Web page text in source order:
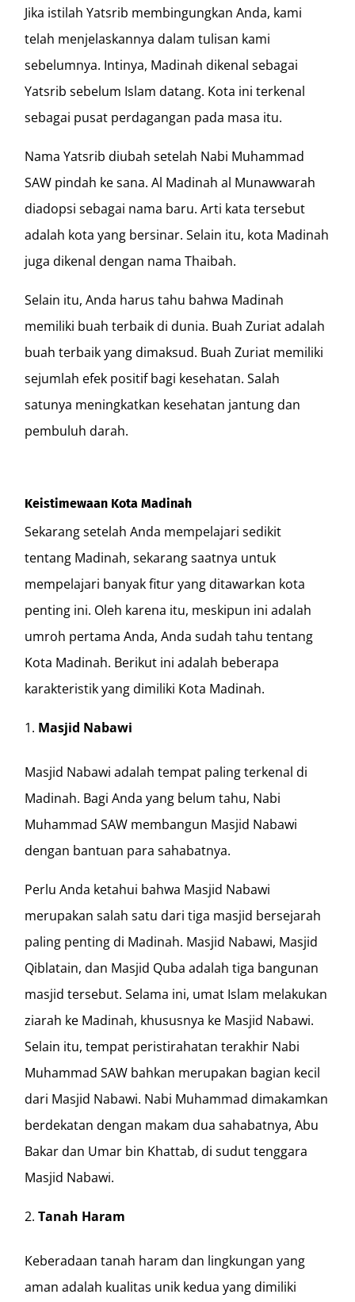
Jika istilah Yatsrib membingungkan Anda, kami
telah menjelaskannya dalam tulisan kami
sebelumnya. Intinya, Madinah dikenal sebagai
Yatsrib sebelum Islam datang. Kota ini terkenal
sebagai pusat perdagangan pada masa itu.
Nama Yatsrib diubah setelah Nabi Muhammad
SAW pindah ke sana. Al Madinah al Munawwarah
diadopsi sebagai nama baru. Arti kata tersebut
adalah kota yang bersinar. Selain itu, kota Madinah
juga dikenal dengan nama Thaibah.
Selain itu, Anda harus tahu bahwa Madinah
memiliki buah terbaik di dunia. Buah Zuriat adalah
buah terbaik yang dimaksud. Buah Zuriat memiliki
sejumlah efek positif bagi kesehatan. Salah
satunya meningkatkan kesehatan jantung dan
pembuluh darah.
Keistimewaan Kota Madinah
Sekarang setelah Anda mempelajari sedikit
tentang Madinah, sekarang saatnya untuk
mempelajari banyak fitur yang ditawarkan kota
penting ini. Oleh karena itu, meskipun ini adalah
umroh pertama Anda, Anda sudah tahu tentang
Kota Madinah. Berikut ini adalah beberapa
karakteristik yang dimiliki Kota Madinah.
Masjid Nabawi
Masjid Nabawi adalah tempat paling terkenal di
Madinah. Bagi Anda yang belum tahu, Nabi
Muhammad SAW membangun Masjid Nabawi
dengan bantuan para sahabatnya.
Perlu Anda ketahui bahwa Masjid Nabawi
merupakan salah satu dari tiga masjid bersejarah
paling penting di Madinah. Masjid Nabawi, Masjid
Qiblatain, dan Masjid Quba adalah tiga bangunan
masjid tersebut. Selama ini, umat Islam melakukan
ziarah ke Madinah, khususnya ke Masjid Nabawi.
Selain itu, tempat peristirahatan terakhir Nabi
Muhammad SAW bahkan merupakan bagian kecil
dari Masjid Nabawi. Nabi Muhammad dimakamkan
berdekatan dengan makam dua sahabatnya, Abu
Bakar dan Umar bin Khattab, di sudut tenggara
Masjid Nabawi.
Tanah Haram
Keberadaan tanah haram dan lingkungan yang
aman adalah kualitas unik kedua yang dimiliki